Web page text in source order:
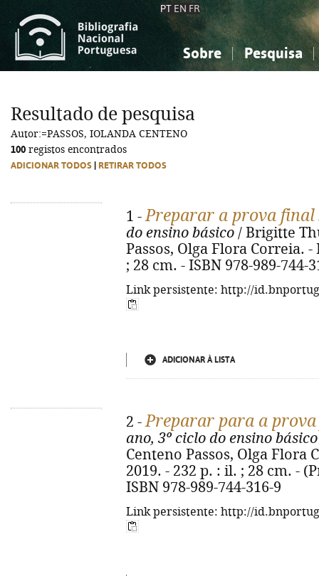
PT EN FR
Sobre Pesquisa
Ciências sociais...
Ciências sociais...
Resultado de pesquisa
Autor:=PASSOS, IOLANDA CENTENO
100 registos encontrados
ADICIONAR TODOS RETIRAR TODOS
1 -Preparar a prova final
do ensino básico / Brigitte
Passos, Olga Flora Correia.
; 28 cm. - ISBN 978-989-744-
Link persistente: http://
ADICIONAR À LISTA
2 -Preparar para a
ano, 3º ciclo do ensino básico
Centeno Passos, Olga Flora
2019. - 232 p. : il. ; 28 cm. -
ISBN 978-989-744-316-9
Link persistente: http://